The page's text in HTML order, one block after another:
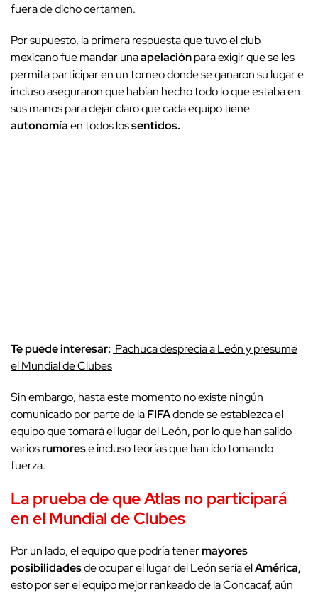
fuera de dicho certamen.
Por supuesto, la primera respuesta que tuvo el club
mexicano fue mandar unaapelaciónpara exigir que se les
permita participar en un torneo donde se ganaron su lugar e
incluso aseguraron que habían hecho todo lo que estaba en
sus manos para dejar claro que cada equipo tiene
autonomíaen todos lossentidos.
Te puede interesar: Pachuca desprecia a León y presume
el Mundial de Clubes
Sin embargo, hasta este momento no existe ningún
comunicado por parte de laFIFAdonde se establezca el
equipo que tomará el lugar del León, por lo que han salido
variosrumorese incluso teorías que han ido tomando
fuerza.
La prueba de que Atlas no participará
en el Mundial de Clubes
Por un lado, el equipo que podría tenermayores
posibilidadesde ocupar el lugar del León sería elAmérica,
esto por ser el equipo mejor rankeado de la Concacaf, aún